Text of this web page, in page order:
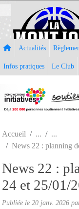
Actualités
Infos pratiques Le Club
Accueil
News 22 : planning
News 22 :
24 et 25/01/
Publiée le 20 janv. 2026
Panneau de gestion des